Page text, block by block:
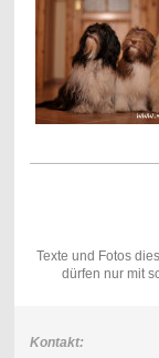
Texte und Fotos
dürfen nur mit
Kontakt: